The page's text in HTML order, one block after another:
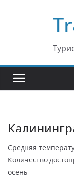
Средняя
Количество
осень